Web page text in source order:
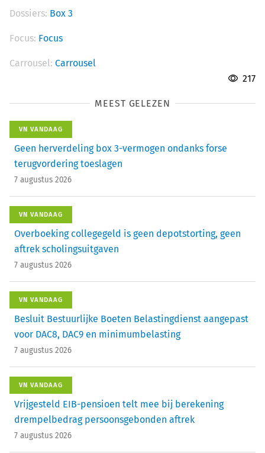
Dossiers: Box 3
Focus: Focus
Carrousel: Carrousel
217
MEEST GELEZEN
VN VANDAAG
Geen herverdeling box 3-vermogen ondanks forse
terugvordering toeslagen
7 augustus 2026
VN VANDAAG
Overboeking collegegeld is geen depotstorting, geen
aftrek scholingsuitgaven
7 augustus 2026
VN VANDAAG
Besluit Bestuurlijke Boeten Belastingdienst aangepast
voor DAC8, DAC9 en minimumbelasting
7 augustus 2026
VN VANDAAG
Vrijgesteld EIB-pensioen telt mee bij berekening
drempelbedrag persoonsgebonden aftrek
7 augustus 2026